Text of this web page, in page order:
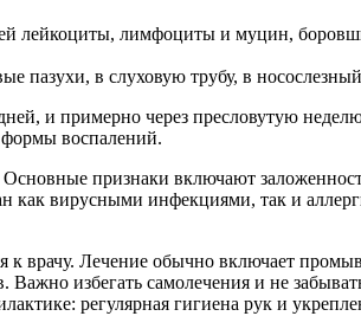
лейкоциты, лимфоциты и муцин,
пазухи, в слуховую трубу, в
и примерно через пресловутую
формы воспалений.
признаки включают
как вирусными инфекциями, так и
к врачу. Лечение обычно включает
избегать самолечения и не
регулярная гигиена рук и